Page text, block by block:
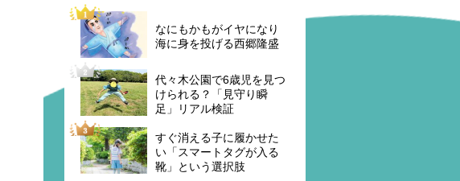
なにもかもがイヤになり
海に身を投げる西郷隆盛
代々木公園で6歳児を見つ
けられる？「見守り瞬
足」リアル検証
すぐ消える子に履かせた
い「スマートタグが入る
靴」という選択肢